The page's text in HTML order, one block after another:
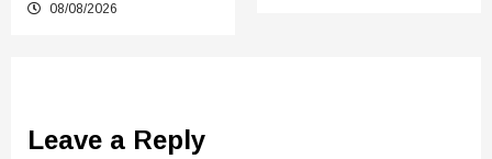
08/08/2026
Leave a Reply